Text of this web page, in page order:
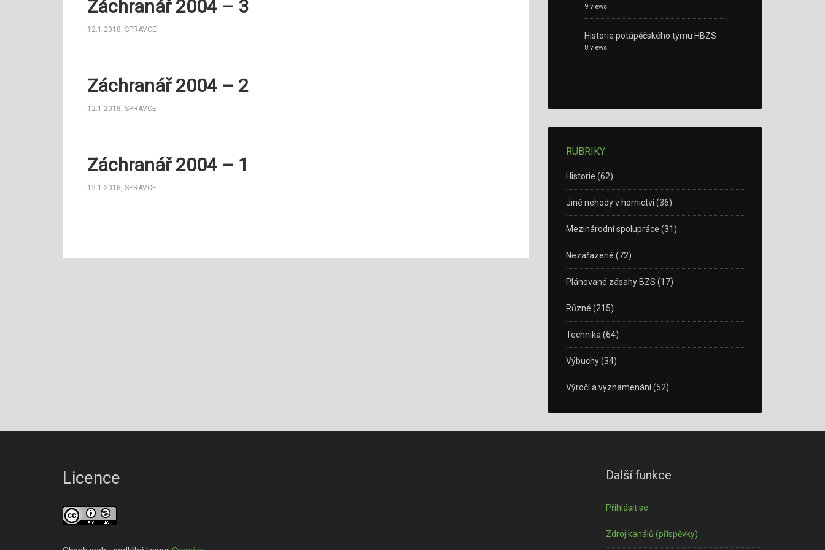
Záchranář 2004 – 3
12.1.2018, SPRAVCE
Záchranář 2004 – 2
12.1.2018, SPRAVCE
Záchranář 2004 – 1
12.1.2018, SPRAVCE
9 views
Historie potápěčského týmu HBZS
8 views
RUBRIKY
Historie (62)
Jiné nehody v hornictví(36)
Mezinárodní spolupráce (31)
Nezařazené (72)
Plánované zásahy BZS (17)
Různé (215)
Technika (64)
Výbuchy(34)
Výročí a vyznamenání(52)
Licence Další funkce
Přihlásit se
Zdroj kanálů (příspěvky)